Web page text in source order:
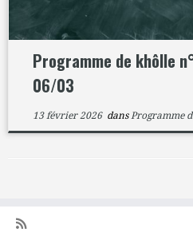
Programme de khôlle
06/03
13 février 2026dansProgramme